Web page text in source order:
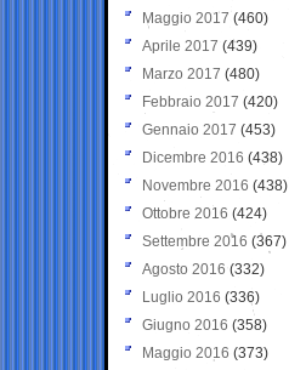
Maggio 2017 (460)
Aprile 2017 (439)
Marzo 2017 (480)
Febbraio 2017 (420)
Gennaio 2017 (453)
Dicembre 2016 (438)
Novembre 2016 (438)
Ottobre 2016 (424)
Settembre 2016 (367)
Agosto 2016 (332)
Luglio 2016 (336)
Giugno 2016 (358)
Maggio 2016 (373)